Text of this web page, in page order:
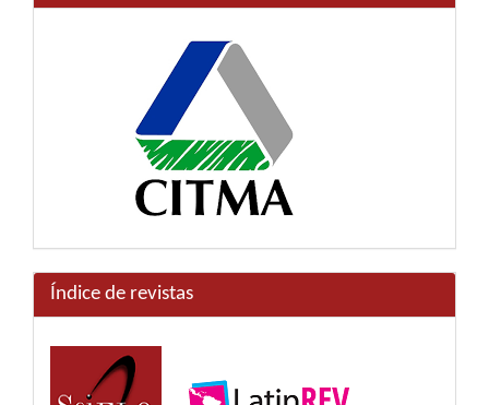
Índice de revistas